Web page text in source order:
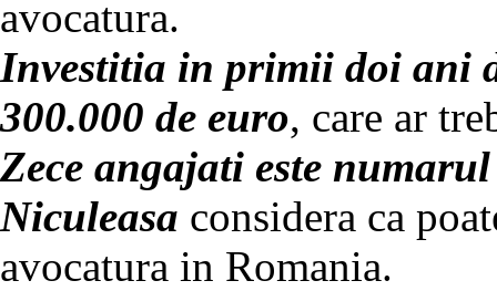
avocatura.
Investitia in primii doi ani
300.000 de euro, care ar
Zece angajati este
Niculeasa considera ca
avocatura in Romania.